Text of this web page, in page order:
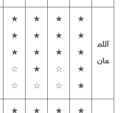
اللم
عان
★
★
★
★
★
★
★
★
☆
☆
★
★
★
★
☆
★
★
★
☆
☆